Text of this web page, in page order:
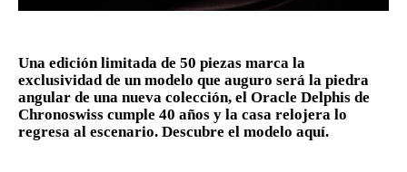
Una edición limitada de 50 piezas marca la
exclusividad de un modelo que auguro será la piedra
angular de una nueva colección, el Oracle Delphis de
Chronoswiss cumple 40 años y la casa relojera lo
regresa al escenario. Descubre el modelo aquí.